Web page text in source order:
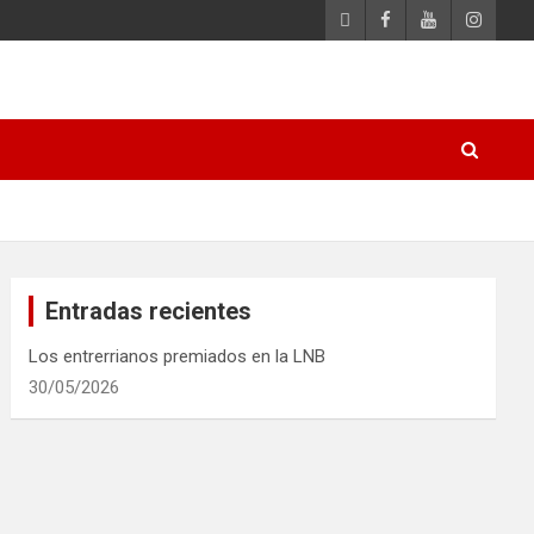
Entradas recientes
Los entrerrianos premiados en la LNB
30/05/2026